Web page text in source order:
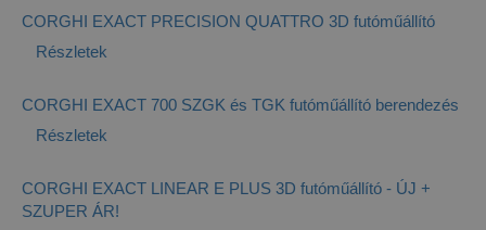
CORGHI EXACT PRECISION QUATTRO 3D futóműállító
Részletek
CORGHI EXACT 700 SZGK és TGK futóműállító berendezés
Részletek
CORGHI EXACT LINEAR E PLUS 3D futóműállító - ÚJ +
SZUPER ÁR!